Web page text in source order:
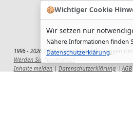
🍪Wichtiger Cookie
Wir setzen nur
Nähere Informationen finden
Datenschutzerklärung.
1996 - 2026 CMO Internet Dienstleistungen
Werden Sie TypoHunter!
Inhalte melden
Datenschutzerklärung AGB